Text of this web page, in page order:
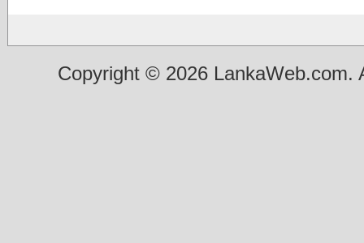
Copyright © 2026 LankaWeb.com.